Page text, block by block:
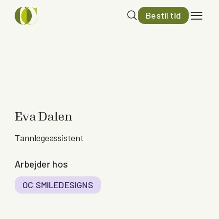
Bestil tid
Eva Dalen
Tannlegeassistent
Arbejder hos
OC SMILEDESIGNS